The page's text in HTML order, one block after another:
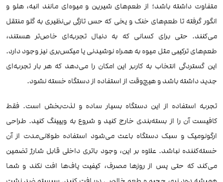
متفاوت داشته باشد؛ از طعم‌های شیرین و میوه‌ای مانند انبه، هلو و
انگور گرفته تا طعم‌های خنک و یخی که حس تازگی بی‌نظیری به گلو منتقل
می‌کنند. حتی برای کسانی که به دنبال تجربه‌ای خاص‌تر هستند،
طعم‌های ترکیبی مثل میوه به همراه نوشیدنی یا میکس‌بری نیز وجود دارد.
این گستردگی انتخاب به کاربر این امکان را می‌دهد که هر بار تجربه‌ای
جدید داشته باشد و هیچ‌وقت از استفاده از دستگاه خسته نشود.
تجربه استفاده از این دستگاه بسیار ساده و لذت‌بخش است. فقط
کافیست آن را از بسته‌بندی خارج کنید و شروع به ویپینگ کنید. طراحی
ارگونومیک و سبک دستگاه باعث می‌شود استفاده طولانی‌مدت از آن
خسته‌کننده نباشد. علاوه بر این، وجود باتری داخلی قابل شارژ تضمین
می‌کند که حتی پس از روزها مصرف، کیفیت پاف‌ها افت نکند و شما